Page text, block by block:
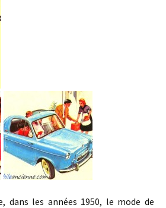
années 1950, le mode de